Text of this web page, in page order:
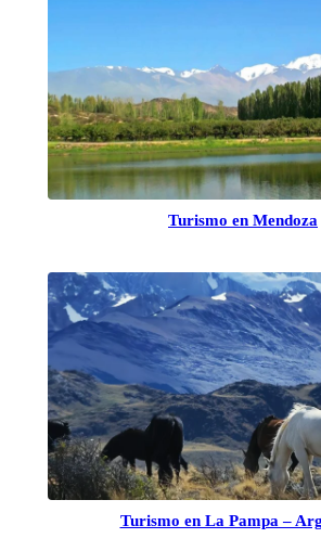
Turismo en Mendoza
Turismo en La Pampa –